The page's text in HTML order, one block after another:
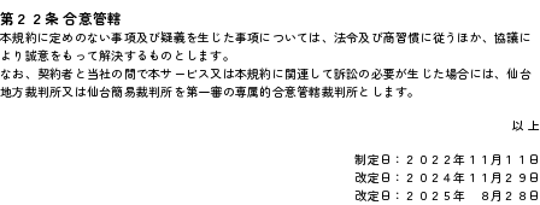
第２２条 合意管轄
本規約に定めのない事項及び疑義を生じた事項については、法令及び商習慣に従うほか、協議に
より誠意をもって解決するものとします。
なお、契約者と当社の間で本サービス又は本規約に関連して訴訟の必要が生じた場合には、仙台
地方裁判所又は仙台簡易裁判所を第一審の専属的合意管轄裁判所とします。
以 上
制定日：２０２２年１１月１１日
改定日：２０２４年１１月２９日
改定日：２０２５年 ８月２８日